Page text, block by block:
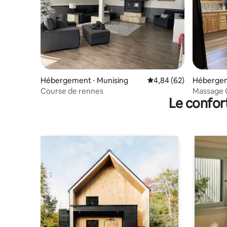
Hébergement ⋅ Munising Évaluation moyenne
4,84 (62)
Course de rennes
nship
Massage
Pictured
Le